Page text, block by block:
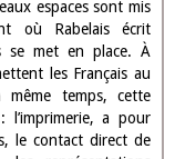
citations ?
?